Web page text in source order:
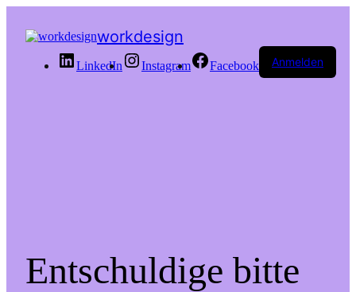
workdesign
LinkedIn Instagram Facebook Anmelden
Entschuldige bitte